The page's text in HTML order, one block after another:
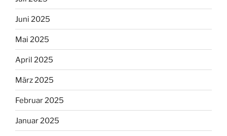
Juni 2025
Mai 2025
April 2025
März 2025
Februar 2025
Januar 2025